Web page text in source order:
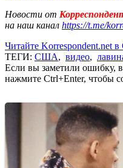
Новости от
на наш канал https://t.me/
Читайте Korrespondent.net
ТЕГИ: США, видео,
Если вы заметили ошибку,
нажмите Ctrl+Enter, чтобы